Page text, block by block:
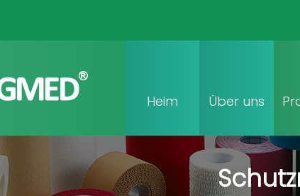
Heim Über uns